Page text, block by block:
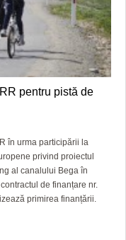
pentru pistă de
în urma participării la
privind proiectul
al canalului Bega în
de finanțare nr.
primirea finanțării.